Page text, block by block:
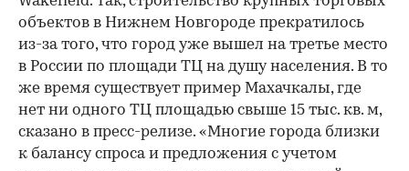
объектов в Нижнем Новгороде прекратилось
из-за того, что город уже вышел на третье место
в России по площади ТЦ на душу населения. В то
же время существует пример Махачкалы, где
нет ни одного ТЦ площадью свыше 15 тыс. кв. м,
сказано в пресс-релизе. «Многие города близки
к балансу спроса и предложения с учетом